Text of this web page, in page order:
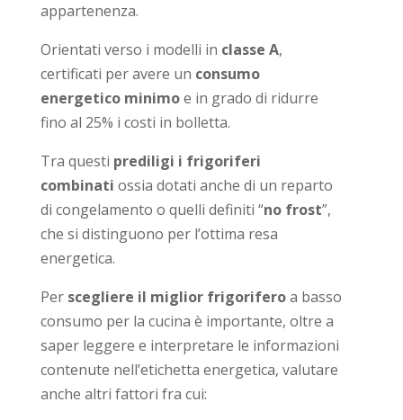
appartenenza.
Orientati verso i modelli in classe A,
certificati per avere un consumo
energetico minimoe in grado di ridurre
fino al 25% i costi in bolletta.
Tra questi prediligi i frigoriferi
combinati ossia dotati anche di un reparto
di congelamento o quelli definiti “no frost”,
che si distinguono per l’ottima resa
energetica.
Per scegliere il miglior frigoriferoa basso
consumo per la cucina è importante, oltre a
saper leggere e interpretare le informazioni
contenute nell’etichetta energetica, valutare
anche altri fattori fra cui: